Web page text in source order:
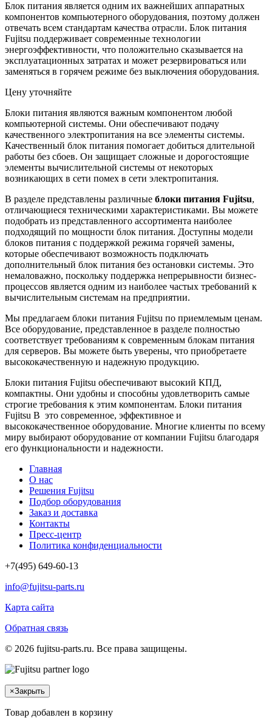
Блок питания является одним их важнейших аппаратных
компонентов компьютерного оборудования, поэтому должен
отвечать всем стандартам качества отрасли. Блок питания
Fujitsu поддерживает современные технологии
энергоэффективности, что положительно сказывается на
эксплуатационных затратах и может резервироваться или
заменяться в горячем режиме без выключения оборудования.
Цену уточняйте
Блоки питания являются важным компонентом любой
компьютерной системы. Они обеспечивают подачу
качественного электропитания на все элементы системы.
Качественный блок питания помогает добиться длительной
работы без сбоев. Он защищает сложные и дорогостоящие
элементы вычислительной системы от некоторых
возникающих в сети помех в сети электропитания.
В разделе представлены различные блоки питания Fujitsu,
отличающиеся техническими характеристиками. Вы можете
подобрать из представленного ассортимента наиболее
подходящий по мощности блок питания. Доступны модели
блоков питания с поддержкой режима горячей замены,
которые обеспечивают возможность подключать
дополнительный блок питания без остановки системы. Это
немаловажно, поскольку поддержка непрерывности бизнес-
процессов является одним из наиболее частых требований к
вычислительным системам на предприятии.
Мы предлагаем блоки питания Fujitsu по приемлемым ценам.
Все оборудование, представленное в разделе полностью
соответствует требованиям к современным блокам питания
для серверов. Вы можете быть уверены, что приобретаете
высококачественную и надежную продукцию.
Блоки питания Fujitsu обеспечивают высокий КПД,
компактны. Они удобны и способны удовлетворить самые
строгие требования к этим компонентам. Блоки питания
Fujitsu В это современное, эффективное и
высококачественное оборудование. Многие клиенты по всему
миру выбирают оборудование от компании Fujitsu благодаря
его функциональности и надежности.
Главная
О нас
Решения Fujitsu
Подбор оборудования
Заказ и доставка
Контакты
Пресс-центр
Политика конфиденциальности
+7(495) 649-60-13
info@fujitsu-parts.ru
Карта сайта
Обратная связь
© 2026 fujitsu-parts.ru. Все права защищены.
×Закрыть
Товар добавлен в корзину